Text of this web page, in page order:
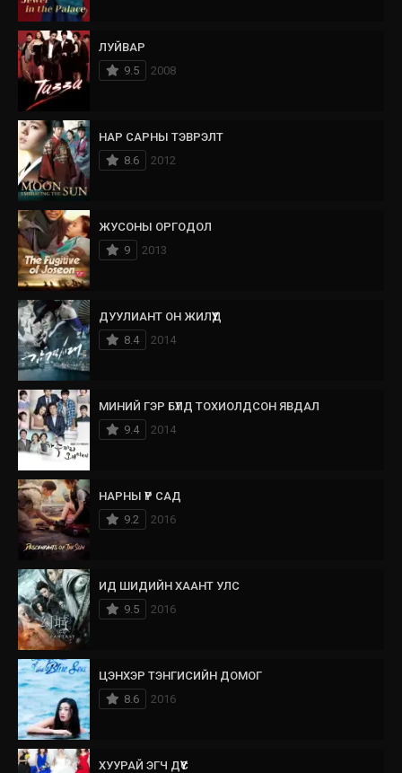
ЛУЙВАР
9.5
2008
НАР САРНЫ ТЭВРЭЛТ
8.6
2012
ЖУСОНЫ ОРГОДОЛ
9
2013
ДУУЛИАНТ ОН ЖИЛҮҮД
8.4
2014
МИНИЙ ГЭР БҮЛД ТОХИОЛДСОН ЯВДАЛ
9.4
2014
НАРНЫ ҮР САД
9.2
2016
ИД ШИДИЙН ХААНТ УЛС
9.5
2016
ЦЭНХЭР ТЭНГИСИЙН ДОМОГ
8.6
2016
ХУУРАЙ ЭГЧ ДҮҮС